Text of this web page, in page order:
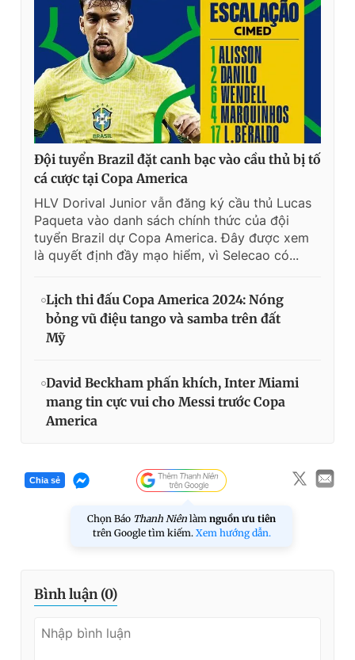
Đội tuyển Brazil đặt canh bạc vào cầu thủ bị tố
cá cược tại Copa America
HLV Dorival Junior vẫn đăng ký cầu thủ Lucas
Paqueta vào danh sách chính thức của đội
tuyển Brazil dự Copa America. Đây được xem
là quyết định đầy mạo hiểm, vì Selecao có...
Lịch thi đấu Copa America 2024: Nóng
bỏng vũ điệu tango và samba trên đất
Mỹ
David Beckham phấn khích, Inter Miami
mang tin cực vui cho Messi trước Copa
America
Chia sẻ
Chọn Báo Thanh Niên làm nguồn ưu tiên
trên Google tìm kiếm. Xem hướng dẫn.
Bình luận (0)